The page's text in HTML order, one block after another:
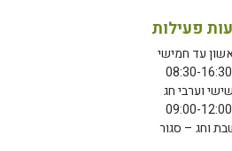
פעילות
עד חמישי
08:30-16:30
שישי וערבי חג
09:00-12:00
וחג – סגור